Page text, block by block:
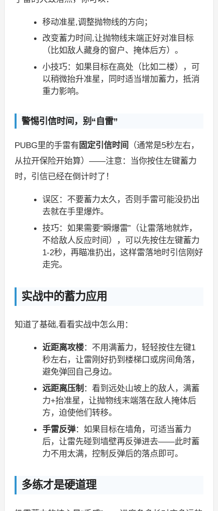
移动准星,调整抛物线的方向；
改变蓄力时间,让抛物线末端正好对准目标
（比如敌人藏身的窗户、掩体后方）。
小技巧：如果目标在高处（比如二楼），可
以稍微抬升准星，同时适当增加蓄力，抵消
重力影响。
警惕引信时间，别“自雷”
PUBG里的手雷有固定引信时间
（通常是5秒左右，
从拉开保险开始算）——注意：当你按住左键蓄力
时，引信已经在倒计时了！
误区：不要蓄力太久，否则手雷可能没扔出
去就在手里爆炸。
技巧：如果需要“瞬爆雷”（让雷落地就炸，
不给敌人反应时间），可以先按住左键蓄力
1-2秒，再瞄准扔出，这样雷落地时引信刚好
走完。
实战中的蓄力应用
知道了基础,看看实战中怎么用：
近距离攻楼：不用满蓄力，轻轻按住左键1
秒左右，让雷刚好扔到楼梯口或房间角落，
避免弹回自己身边。
远距离压制 ：看到远处山坡上的敌人，满蓄
力+抬准星，让抛物线末端落在敌人掩体后
方，迫使他们转移。
手雷反弹：如果目标在墙角，可适当蓄力
后，让雷先碰到墙壁再反弹进去——此时蓄
力不用太满，控制反弹后的落点即可。
多练才是硬道理